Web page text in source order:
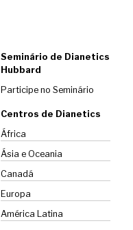
Seminário de Dianetics
Hubbard
Participe no Seminário
Centros de Dianetics
África
Ásia e Oceania
Canadá
Europa
América Latina